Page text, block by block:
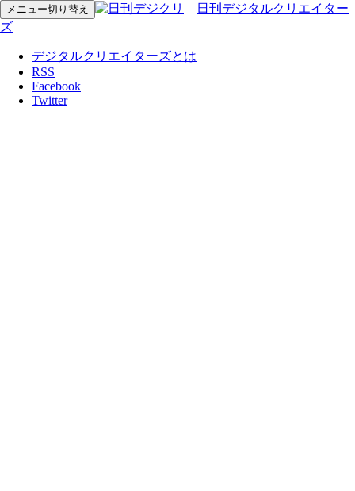
メニュー切り替え
日刊デジタルクリエイター
ズ
デジタルクリエイターズとは
RSS
Facebook
Twitter